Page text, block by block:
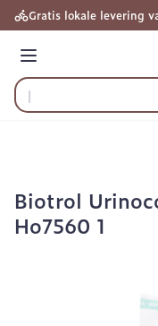
Ga naar de inhoud
Gratis lokale levering
Menu
Product, merk,
Biotrol
Ho7560 1